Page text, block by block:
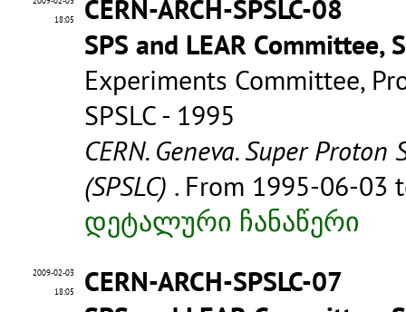
18:05
CERN-ARCH-SPSLC-08
SPS and LEAR Committee,
Experiments Committee,
SPSLC - 1995
CERN. Geneva. Super
(SPSLC) . From 1995-06-03
დეტალური ჩანაწერი
2009-02-03
18:05
CERN-ARCH-SPSLC-07